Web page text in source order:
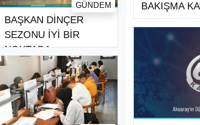
BAŞKAN DİNÇER
SEZONU İYİ BİR
NOKTADA
TAMAMLAYACAĞI..
GÜNDEM
BAKIŞMA